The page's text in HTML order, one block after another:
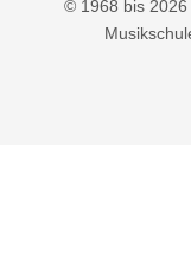
© 1968 bis 2026